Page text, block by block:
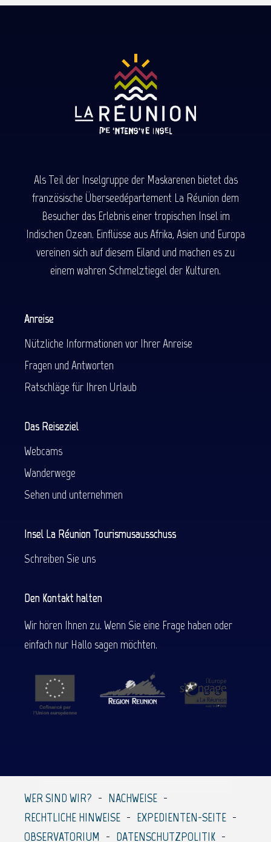
Als Teil der Inselgruppe der Maskarenen bietet das
französische Überseedépartement La Réunion dem
Besucher das Erlebnis einer tropischen Insel im
Indischen Ozean. Einflüsse aus Afrika, Asien und Europa
vereinen sich auf diesem Eiland und machen es zu
einem wahren Schmelztiegel der Kulturen.
Anreise
Nützliche Informationen vor Ihrer Anreise
Fragen und Antworten
Ratschläge für Ihren Urlaub
Das Reiseziel
Webcams
Wanderwege
Sehen und unternehmen
Insel La Réunion Tourismusausschuss
Schreiben Sie uns
Den Kontakt halten
Wir hören Ihnen zu. Wenn Sie eine Frage haben oder
einfach nur Hallo sagen möchten.
WER SIND WIR?
NACHWEISE
RECHTLICHE HINWEISE
EXPEDIENTEN-SEITE
OBSERVATORIUM
DATENSCHUTZPOLITIK